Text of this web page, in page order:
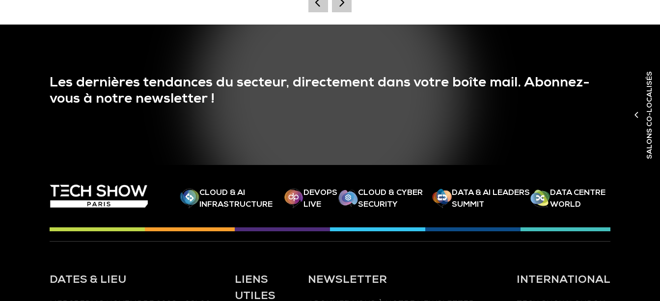
SALONS CO-LOCALISÉS
Les dernières tendances du secteur, directement dans votre boîte mail. Abonnez-
vous à notre newsletter !
CLOUD & AI
INFRASTRUCTURE
DEVOPS
LIVE
CLOUD & CYBER
SECURITY
DATA & AI LEADERS
SUMMIT
DATA CENTRE
WORLD
DATES & LIEU
LIENS
UTILES
NEWSLETTER INTERNATIONAL